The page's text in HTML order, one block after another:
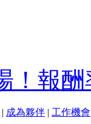
！報酬
| 成為夥伴 | 工作機會